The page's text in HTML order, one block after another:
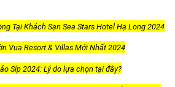
Tại Khách Sạn Sea Stars Hotel Hạ Long 2024
Vua Resort & Villas Mới Nhất 2024
Síp 2024: Lý do lựa chọn tại đây?